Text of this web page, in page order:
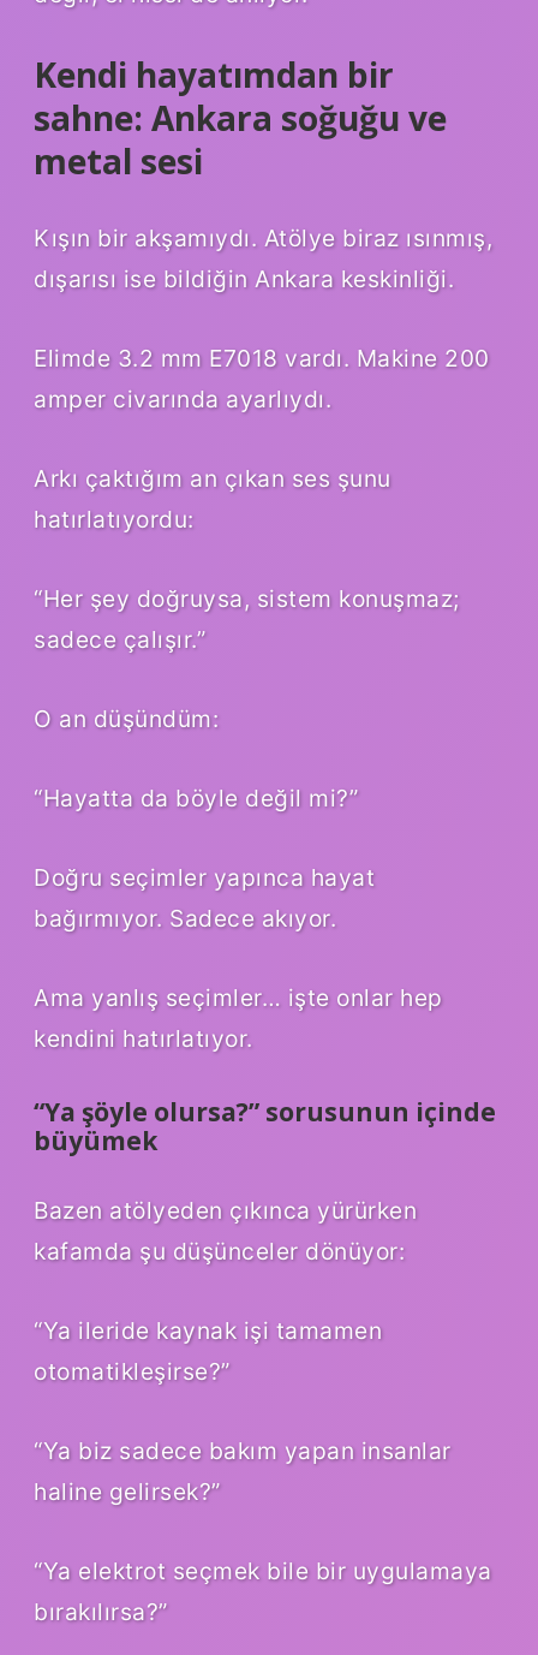
Kendi hayatımdan bir
sahne: Ankara soğuğu ve
metal sesi
Kışın bir akşamıydı. Atölye biraz ısınmış,
dışarısı ise bildiğin Ankara keskinliği.
Elimde 3.2 mm E7018 vardı. Makine 200
amper civarında ayarlıydı.
Arkı çaktığım an çıkan ses şunu
hatırlatıyordu:
“Her şey doğruysa, sistem konuşmaz;
sadece çalışır.”
O an düşündüm:
“Hayatta da böyle değil mi?”
Doğru seçimler yapınca hayat
bağırmıyor. Sadece akıyor.
Ama yanlış seçimler… işte onlar hep
kendini hatırlatıyor.
“Ya şöyle olursa?” sorusunun içinde
büyümek
Bazen atölyeden çıkınca yürürken
kafamda şu düşünceler dönüyor:
“Ya ileride kaynak işi tamamen
otomatikleşirse?”
“Ya biz sadece bakım yapan insanlar
haline gelirsek?”
“Ya elektrot seçmek bile bir uygulamaya
bırakılırsa?”